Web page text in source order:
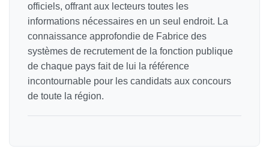
officiels, offrant aux lecteurs toutes les
informations nécessaires en un seul endroit. La
connaissance approfondie de Fabrice des
systèmes de recrutement de la fonction publique
de chaque pays fait de lui la référence
incontournable pour les candidats aux concours
de toute la région.